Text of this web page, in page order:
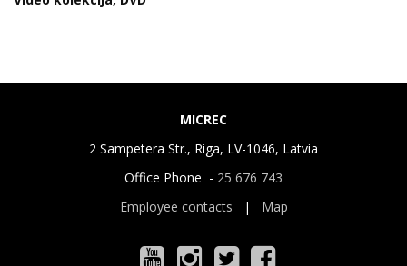
MICREC
2 Sampetera Str., Riga, LV-1046, Latvia
Office Phone - 25 676 743
Employee contacts | Map